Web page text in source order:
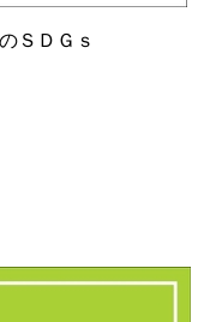
ＳＤＧｓ